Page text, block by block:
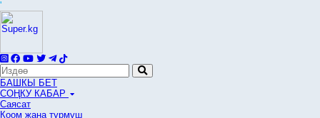
'
БАШКЫ БЕТ
СОҢКУ КАБАР
Саясат
Коом жана турмуш